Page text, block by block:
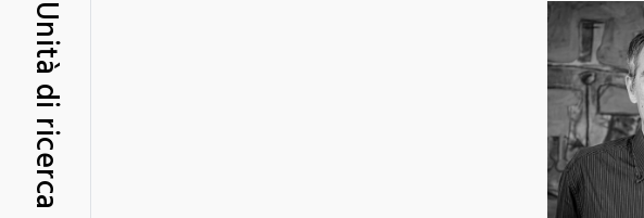
Unità di ricerca